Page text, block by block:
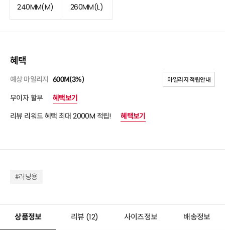
240MM(M) 260MM(L)
혜택
예상 마일리지 600M(3%) 마일리지 적립안내
무이자 할부
혜택보기
리뷰 리워드 혜택 최대 2000M 적립!
혜택보기
#러닝용
상품정보 리뷰 (12) 사이즈정보 배송정보